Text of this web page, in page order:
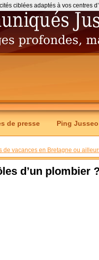
de presse Ping Jusseo
de vacances en Bretagne ou
d’un plombier
ciblées adaptés à vos centres